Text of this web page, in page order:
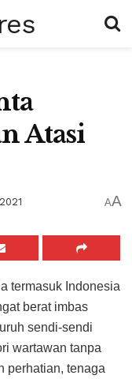
Atasi
AA
termasuk Indonesia
berat imbas
sendi-sendi
wartawan tanpa
perhatian, tenaga